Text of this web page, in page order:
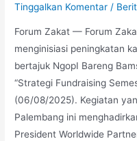
Tinggalkan Komentar /
Forum Zakat — Forum
menginisiasi peningkatan
bertajuk NgopI Bareng
“Strategi Fundraising
(06/08/2025). Kegiatan
Palembang ini
President Worldwide